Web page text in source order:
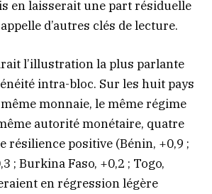
en laisserait une part résiduelle
d’autres clés de lecture.
l’illustration la plus parlante
intra-bloc. Sur les huit pays
monnaie, le même régime
autorité monétaire, quatre
résilience positive (Bénin, +0,9 ;
; Burkina Faso, +0,2 ; Togo,
en régression légère